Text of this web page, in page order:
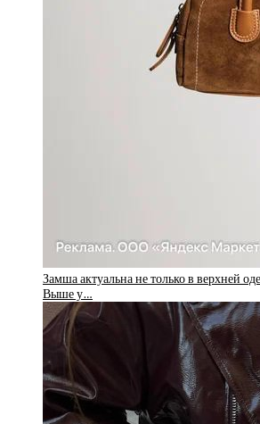
Замша актуальна не только в верхней
Выше у…